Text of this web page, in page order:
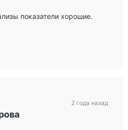
показатели хорошие.
2 года назад